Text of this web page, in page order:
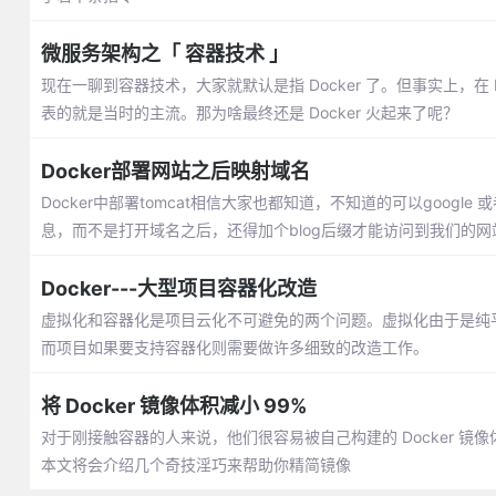
微服务架构之「 容器技术 」
现在一聊到容器技术，大家就默认是指 Docker 了。但事实上，
表的就是当时的主流。那为啥最终还是 Docker 火起来了呢？
Docker部署网站之后映射域名
Docker中部署tomcat相信大家也都知道，不知道的可以google
息，而不是打开域名之后，还得加个blog后缀才能访问到我们的网
Docker---大型项目容器化改造
虚拟化和容器化是项目云化不可避免的两个问题。虚拟化由于是
而项目如果要支持容器化则需要做许多细致的改造工作。
将 Docker 镜像体积减小 99%
对于刚接触容器的人来说，他们很容易被自己构建的 Docker 镜
本文将会介绍几个奇技淫巧来帮助你精简镜像